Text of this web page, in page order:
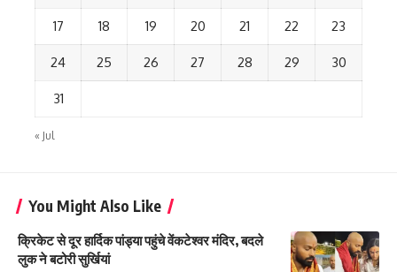
17 18 19 20 21 22 23
24 25 26 27 28 29 30
31
« Jul
You Might Also Like
क्रिकेट से दूर हार्दिक पांड्या पहुंचे वेंकटेश्वर मंदिर, बदले
लुक ने बटोरी सुर्खियां